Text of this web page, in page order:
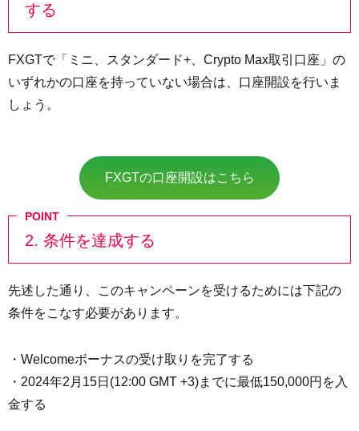
する
FXGTで「ミニ、スタンダード+、Crypto Max取引口座」の
いずれかの口座を持っていない場合は、口座開設を行いま
しょう。
FXGTの口座開設はこちら
2. 条件を達成する
先述した通り、このキャンペーンを受けるためには下記の
条件をこなす必要があります。
・Welcomeボーナスの受け取りを完了する
・2024年2月15日(12:00 GMT +3)までに最低150,000円を入
金する